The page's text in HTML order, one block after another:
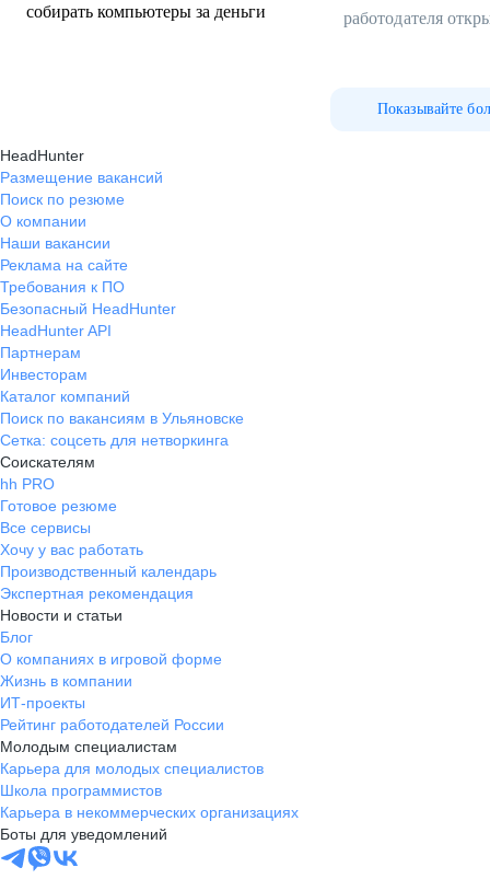
собирать компьютеры за деньги
работодателя
Показывайте
HeadHunter
Размещение вакансий
Поиск по резюме
О компании
Наши вакансии
Реклама на сайте
Требования к ПО
Безопасный HeadHunter
HeadHunter API
Партнерам
Инвесторам
Каталог компаний
Поиск по вакансиям в Ульяновске
Сетка: соцсеть для нетворкинга
Соискателям
hh PRO
Готовое резюме
Все сервисы
Хочу у вас работать
Производственный календарь
Экспертная рекомендация
Новости и статьи
Блог
О компаниях в игровой форме
Жизнь в компании
ИТ-проекты
Рейтинг работодателей России
Молодым специалистам
Карьера для молодых специалистов
Школа программистов
Карьера в некоммерческих организациях
Боты для уведомлений